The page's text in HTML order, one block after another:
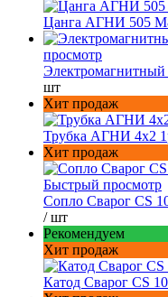
Цанга АГНИ 505
просмотр
шт
Хит продаж
Трубка АГНИ 4х2
Хит продаж
Быстрый просмотр
Сопло Сварог CS
/ шт
Рекомендуем
Хит продаж
Катод Сварог CS